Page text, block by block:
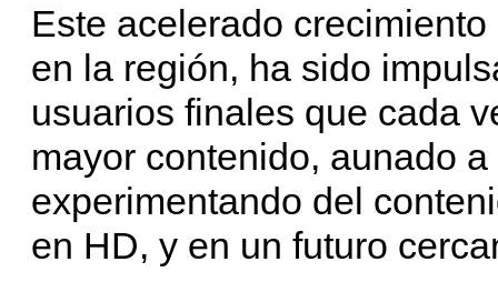
Este acelerado
en la región, ha sido
usuarios finales que cada
mayor contenido, aunado
experimentando del
en HD, y en un futuro